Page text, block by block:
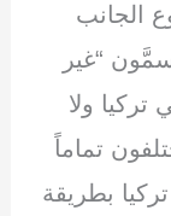
الجانب
“غير
ولا
تماماً
بطريقة